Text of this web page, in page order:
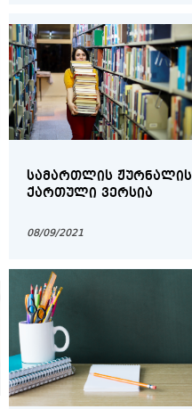
ᲡᲐᲛᲐᲠᲗᲚᲘᲡ ᲟᲣᲠᲜᲐᲚᲘᲡ
ᲥᲐᲠᲗᲣᲚᲘ ᲕᲔᲠᲡᲘᲐ
08/09/2021